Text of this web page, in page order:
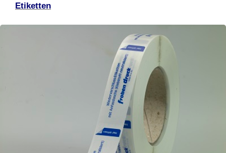
Etiketten